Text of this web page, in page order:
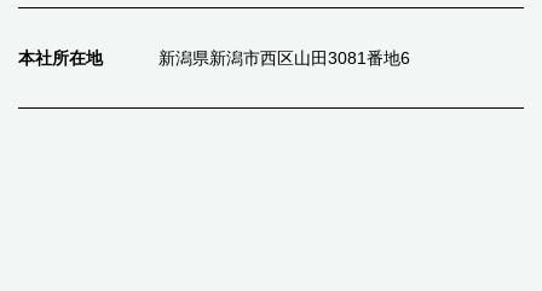
本社所在地 新潟県新潟市西区山田3081番地6